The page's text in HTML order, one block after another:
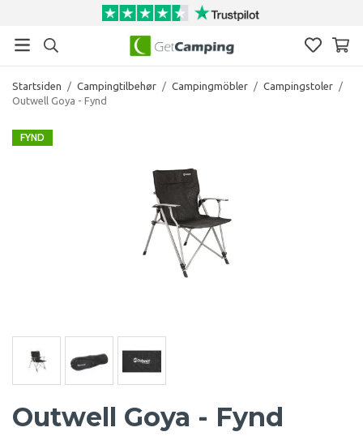
Startsiden / Campingtilbehør / Campingmöbler / Campingstoler /
Outwell Goya - Fynd
FYND
Outwell Goya - Fynd